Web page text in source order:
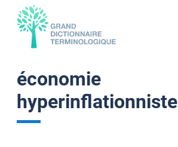
économie
hyperinflationniste